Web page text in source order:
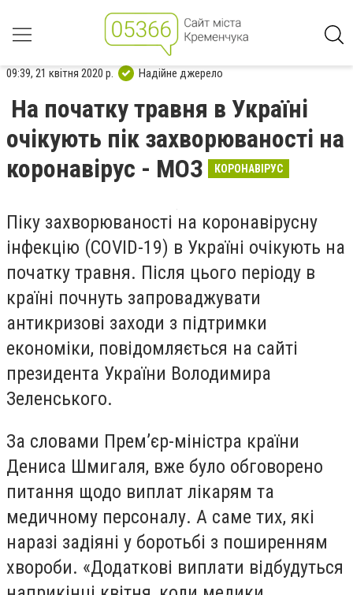
09:39, 21 квітня 2020 р. Надійне джерело
На початку травня в Україні
очікують пік захворюваності на
коронавірус - МОЗ
КОРОНАВІРУС
Піку захворюваності на коронавірусну
інфекцію (COVID-19) в Україні очікують на
початку травня. Після цього періоду в
країні почнуть запроваджувати
антикризові заходи з підтримки
економіки, повідомляється на сайті
президента України Володимира
Зеленського.
За словами Прем’єр-міністра країни
Дениса Шмигаля, вже було обговорено
питання щодо виплат лікарям та
медичному персоналу. А саме тих, які
наразі задіяні у боротьбі з поширенням
хвороби. «Додаткові виплати відбудуться